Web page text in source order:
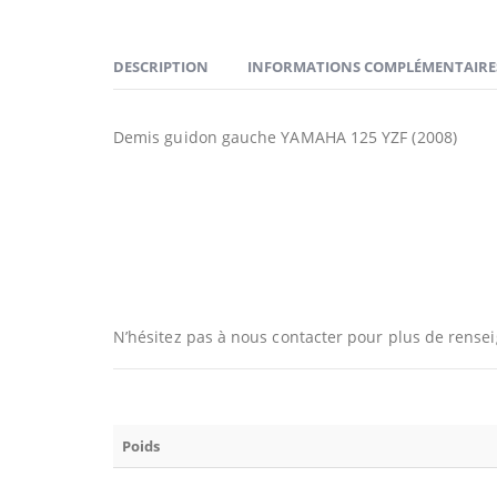
DESCRIPTION INFORMATIONS
Demis guidon gauche YAMAHA 125 YZF (2008)
N’hésitez pas à nous contacter pour plus de
Poids